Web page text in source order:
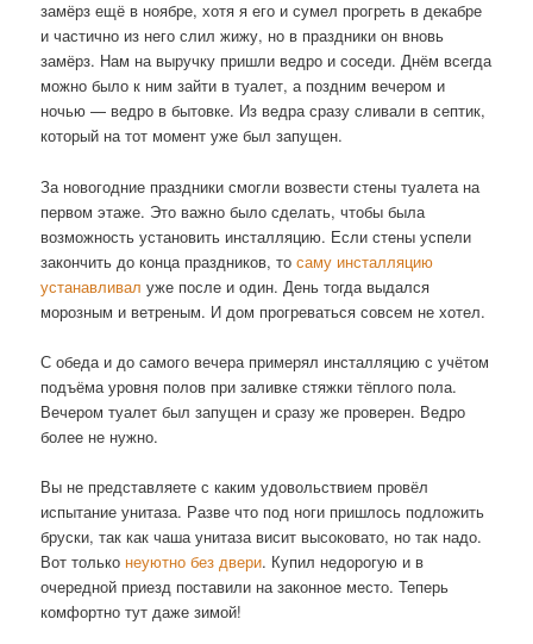
замёрз ещё в ноябре, хотя я его и сумел прогреть в декабре
и частично из него слил жижу, но в праздники он вновь
замёрз. Нам на выручку пришли ведро и соседи. Днём всегда
можно было к ним зайти в туалет, а поздним вечером и
ночью — ведро в бытовке. Из ведра сразу сливали в септик,
который на тот момент уже был запущен.
За новогодние праздники смогли возвести стены туалета на
первом этаже. Это важно было сделать, чтобы была
возможность установить инсталляцию. Если стены успели
закончить до конца праздников, тосаму инсталляцию
устанавливал уже после и один. День тогда выдался
морозным и ветреным. И дом прогреваться совсем не хотел.
С обеда и до самого вечера примерял инсталляцию с учётом
подъёма уровня полов при заливке стяжки тёплого пола.
Вечером туалет был запущен и сразу же проверен. Ведро
более не нужно.
Вы не представляете с каким удовольствием провёл
испытание унитаза. Разве что под ноги пришлось подложить
бруски, так как чаша унитаза висит высоковато, но так надо.
Вот только неуютно без двери. Купил недорогую и в
очередной приезд поставили на законное место. Теперь
комфортно тут даже зимой!